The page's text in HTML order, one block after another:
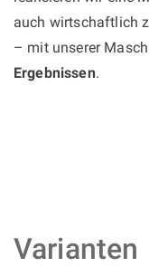
auch wirtschaftlich
– mit unserer
Ergebnissen.
Varianten